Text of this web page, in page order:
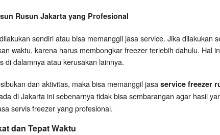
Rusun Jakarta yang Profesional
sendiri atau bisa memanggil jasa service. Jika dilakukan
waktu, karena harus membongkar freezer terlebih dahulu. Hal
di dalamnya atau kerusakan lainnya.
dan aktivitas, maka bisa memanggil jasa service freezer
di Jakarta ini sebenarnya tidak bisa sembarangan agar hasil
servis freezer yang profesional.
dan Tepat Waktu